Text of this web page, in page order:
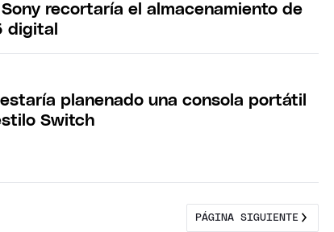
recortaría el almacenamiento de
digital
planenado una consola portátil
Switch
PÁGINA SIGUIENTE